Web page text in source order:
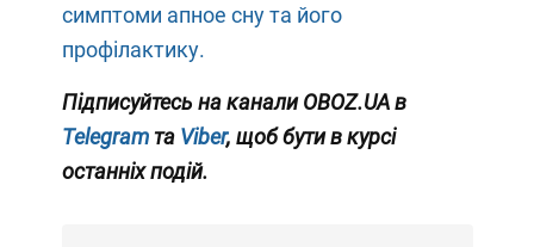
симптоми апное сну та його
профілактику.
Підписуйтесь на канали OBOZ.UA в
Telegram та Viber, щоб бути в курсі
останніх подій.